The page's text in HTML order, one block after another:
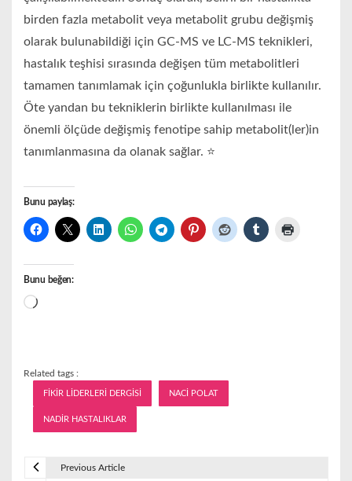
birden fazla metabolit veya metabolit grubu değişmiş
olarak bulunabildiği için GC-MS ve LC-MS teknikleri,
hastalık teşhisi sırasında değişen tüm metabolitleri
tamamen tanımlamak için çoğunlukla birlikte kullanılır.
Öte yandan bu tekniklerin birlikte kullanılması ile
önemli ölçüde değişmiş fenotipe sahip metabolit(ler)in
tanımlanmasına da olanak sağlar. ⭐️
Bunu paylaş:
Bunu beğen:
Yükleniyor...
Related tags :
FİKİR LİDERLERİ DERGİSİ NACİ POLAT
NADİR HASTALIKLAR
Previous Article